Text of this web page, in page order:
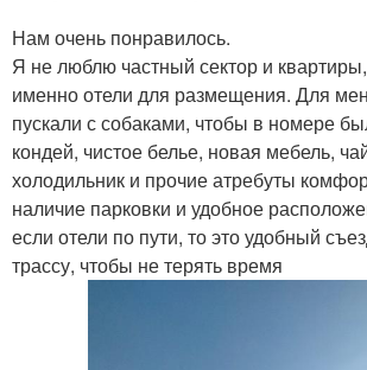
Нам очень понравилось.
Я не люблю частный сектор и
именно отели для размещения. Для
пускали с собаками, чтобы в номере
кондей, чистое белье, новая мебель,
холодильник и прочие атребуты
наличие парковки и удобное
если отели по пути, то это удобный
трассу, чтобы не терять время